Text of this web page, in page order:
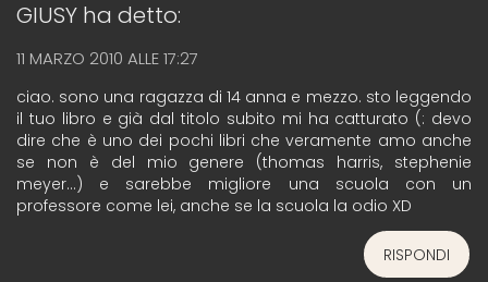
GIUSY ha detto:
11 MARZO 2010 ALLE 17:27
ciao. sono una ragazza di 14 anna e mezzo. sto leggendo
il tuo libro e già dal titolo subito mi ha catturato (: devo
dire che è uno dei pochi libri che veramente amo anche
se non è del mio genere (thomas harris, stephenie
meyer…) e sarebbe migliore una scuola con un
professore come lei, anche se la scuola la odio XD
RISPONDI